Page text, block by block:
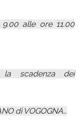
9.00 alle ore 11.00
la scadenza dei
di VOGOGNA…